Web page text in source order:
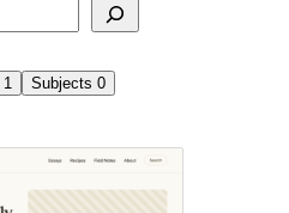
1 Subjects 0